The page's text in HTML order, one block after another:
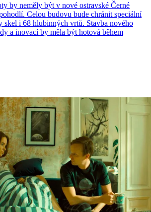
by neměly být v nové ostravské Černé
Celou budovu bude chránit speciální
skel i 68 hlubinných vrtů. Stavba nového
a inovací by měla být hotová během